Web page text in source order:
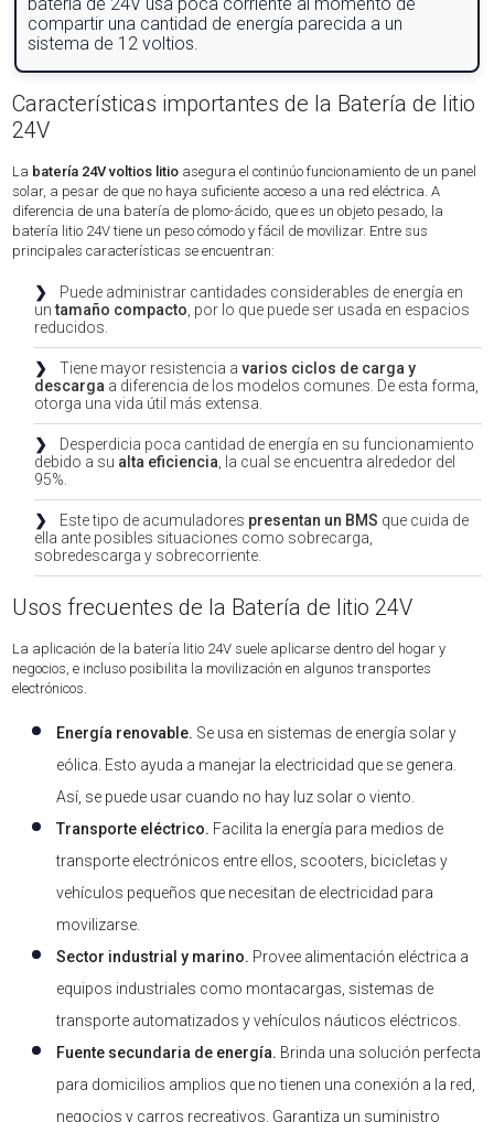
compartir una cantidad de energía parecida a un
sistema de 12 voltios.
Características importantes de la Batería de litio
24V
La batería 24V voltios litio asegura el continúo funcionamiento de un panel
solar, a pesar de que no haya suficiente acceso a una red eléctrica. A
diferencia de una batería de plomo-ácido, que es un objeto pesado, la
batería litio 24V tiene un peso cómodo y fácil de movilizar. Entre sus
principales características se encuentran:
❯
Puede administrar cantidades considerables de energía en
untamaño compacto , por lo que puede ser usada en espacios
reducidos.
❯ Tiene mayor resistencia avarios ciclos de carga y
descarga a diferencia de los modelos comunes. De esta forma,
otorga una vida útil más extensa.
❯
Desperdicia poca cantidad de energía en su funcionamiento
debido a su alta eficiencia , la cual se encuentra alrededor del
95%.
❯ Este tipo de acumuladores presentan un BMS que cuida de
ella ante posibles situaciones como sobrecarga,
sobredescarga y sobrecorriente.
Usos frecuentes de la Batería de litio 24V
La aplicación de la batería litio 24V suele aplicarse dentro del hogar y
negocios, e incluso posibilita la movilización en algunos transportes
electrónicos.
Energía renovable. Se usa en sistemas de energía solar y
eólica. Esto ayuda a manejar la electricidad que se genera.
Así, se puede usar cuando no hay luz solar o viento.
Transporte eléctrico. Facilita la energía para medios de
transporte electrónicos entre ellos, scooters, bicicletas y
vehículos pequeños que necesitan de electricidad para
movilizarse.
Sector industrial y marino. Provee alimentación eléctrica a
equipos industriales como montacargas, sistemas de
transporte automatizados y vehículos náuticos eléctricos.
Fuente secundaria de energía. Brinda una solución perfecta
para domicilios amplios que no tienen una conexión a la red,
negocios y carros recreativos. Garantiza un suministro